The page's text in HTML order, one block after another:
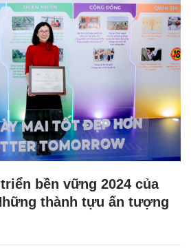
bền vững 2024 của
thành tựu ấn tượng